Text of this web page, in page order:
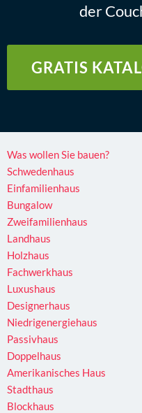
der
GRATIS
Was wollen Sie bauen?
Schwedenhaus
Einfamilienhaus
Bungalow
Zweifamilienhaus
Landhaus
Holzhaus
Fachwerkhaus
Luxushaus
Designerhaus
Niedrigenergiehaus
Passivhaus
Doppelhaus
Amerikanisches Haus
Stadthaus
Blockhaus